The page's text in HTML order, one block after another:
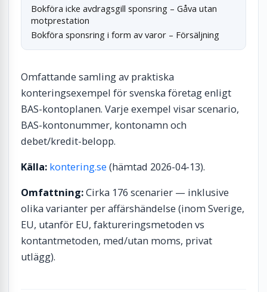
Bokföra icke avdragsgill sponsring – Gåva utan
motprestation
Bokföra sponsring i form av varor – Försäljning
Omfattande samling av praktiska
konteringsexempel för svenska företag enligt
BAS-kontoplanen. Varje exempel visar scenario,
BAS-kontonummer, kontonamn och
debet/kredit-belopp.
Källa: kontering.se (hämtad 2026-04-13).
Omfattning:Cirka 176 scenarier — inklusive
olika varianter per affärshändelse (inom Sverige,
EU, utanför EU, faktureringsmetoden vs
kontantmetoden, med/utan moms, privat
utlägg).